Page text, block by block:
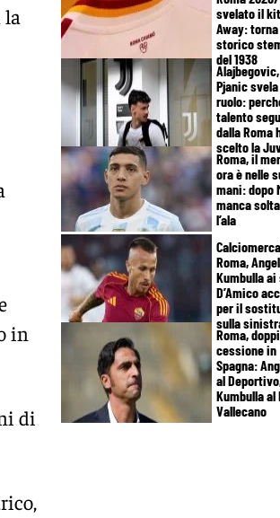
la
in
di
svelato il kit
Away:
storico
del 1938
Alajbegovic,
Pjanic
ruolo:
talento
dalla Roma
scelto la
Roma, il
ora è nelle
mani: dopo
manca
l’ala
Roma,
Kumbulla
D’Amico
per il
sulla
Roma,
cessione in
Spagna:
al
Kumbulla al
Vallecano